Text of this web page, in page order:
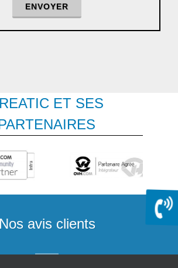
pour la création et le référencement
et d'applications mobiles .
ENVOYER
ET SES
Nos avis clients